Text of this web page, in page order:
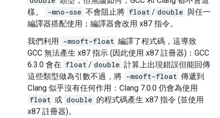
樣。
-mno-sse 不會阻止將 float / double 與任一
編譯器搭配使用；編譯器會改用 x87 指令。
我們利用 -msoft-float 編譯了程式碼，這導致
GCC 無法產生 x87 指示 (因此使用 x87 註冊器)：GCC
6.3.0 會在 float / double 計算上出現錯誤但能回傳
這些類型做為引數不過，將 -msoft-float 傳遞到
Clang 似乎沒有任何作用：Clang 7.0.0 仍會為使用
float 或 double 的程式碼產生 x87 指令 (並使用
x87 註冊器)。